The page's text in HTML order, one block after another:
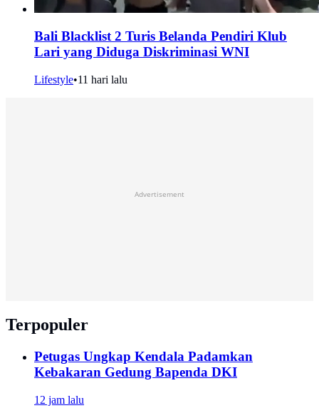
Bali Blacklist 2 Turis Belanda Pendiri Klub
Lari yang Diduga Diskriminasi WNI
Lifestyle•11 hari lalu
Advertisement
Terpopuler
Petugas Ungkap Kendala Padamkan
Kebakaran Gedung Bapenda DKI
12 jam lalu